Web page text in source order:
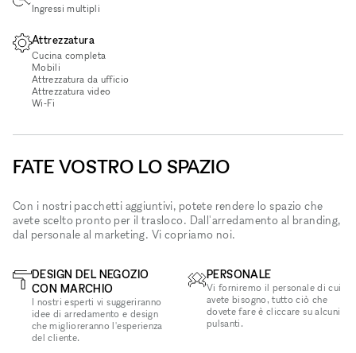
Ingressi multipli
Attrezzatura
Cucina completa
Mobili
Attrezzatura da ufficio
Attrezzatura video
Wi‑Fi
FATE VOSTRO LO SPAZIO
Con i nostri pacchetti aggiuntivi, potete rendere lo spazio che
avete scelto pronto per il trasloco. Dall'arredamento al branding,
dal personale al marketing. Vi copriamo noi.
DESIGN DEL NEGOZIO
CON MARCHIO
I nostri esperti vi suggeriranno
idee di arredamento e design
che miglioreranno l'esperienza
del cliente.
PERSONALE
Vi forniremo il personale di cui
avete bisogno, tutto ciò che
dovete fare è cliccare su alcuni
pulsanti.